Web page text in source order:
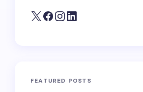
FEATURED POSTS